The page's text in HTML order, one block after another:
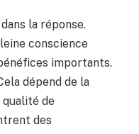
la réponse.
conscience
importants.
dépend de la
de
des